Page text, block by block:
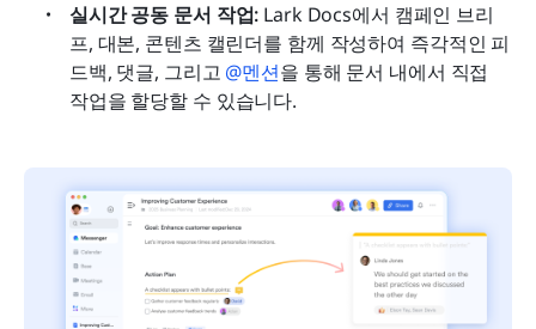
실시간 공동 문서 작업: Lark Docs에서 캠페인 브리
프, 대본, 콘텐츠 캘린더를 함께 작성하여 즉각적인 피
드백, 댓글, 그리고 @멘션을 통해 문서 내에서 직접
작업을 할당할 수 있습니다.